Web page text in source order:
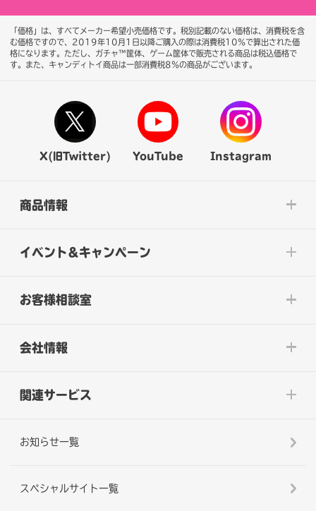
「価格」は、すべてメーカー希望小売価格です。税別記載のない価格は、消費税を含
む価格ですので、2019年10月1日以降ご購入の際は消費税10％で算出された価
格になります。 ただし、ガチャ™筐体、ゲーム筐体で販売される商品は税込価格で
す。また、キャンディトイ商品は一部消費税8％の商品がございます。
X(旧Twitter) YouTube Instagram
商品情報
イベント&キャンペーン
お客様相談室
会社情報
関連サービス
お知らせ一覧
スペシャルサイト一覧